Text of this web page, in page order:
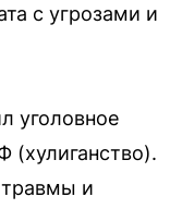
с угрозами и
уголовное
(хулиганство).
и